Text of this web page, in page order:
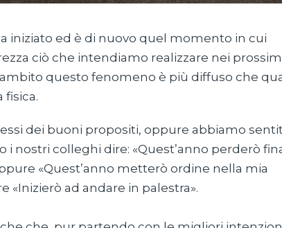
iniziato ed è di nuovo quel momento in cui
ciò che intendiamo realizzare nei
questo fenomeno è più diffuso che
fisica.
dei buoni propositi, oppure abbiamo
i nostri colleghi dire: «Quest’anno perderò
«Quest’anno metterò ordine nella mia
«Inizierò ad andare in palestra».